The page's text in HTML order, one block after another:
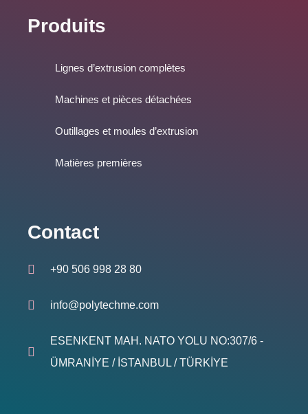
Produits
Lignes d’extrusion complètes
Machines et pièces détachées
Outillages et moules d’extrusion
Matières premières
Contact
+90 506 998 28 80
info@polytechme.com
ESENKENT MAH. NATO YOLU NO:307/6 -
ÜMRANİYE / İSTANBUL / TÜRKİYE